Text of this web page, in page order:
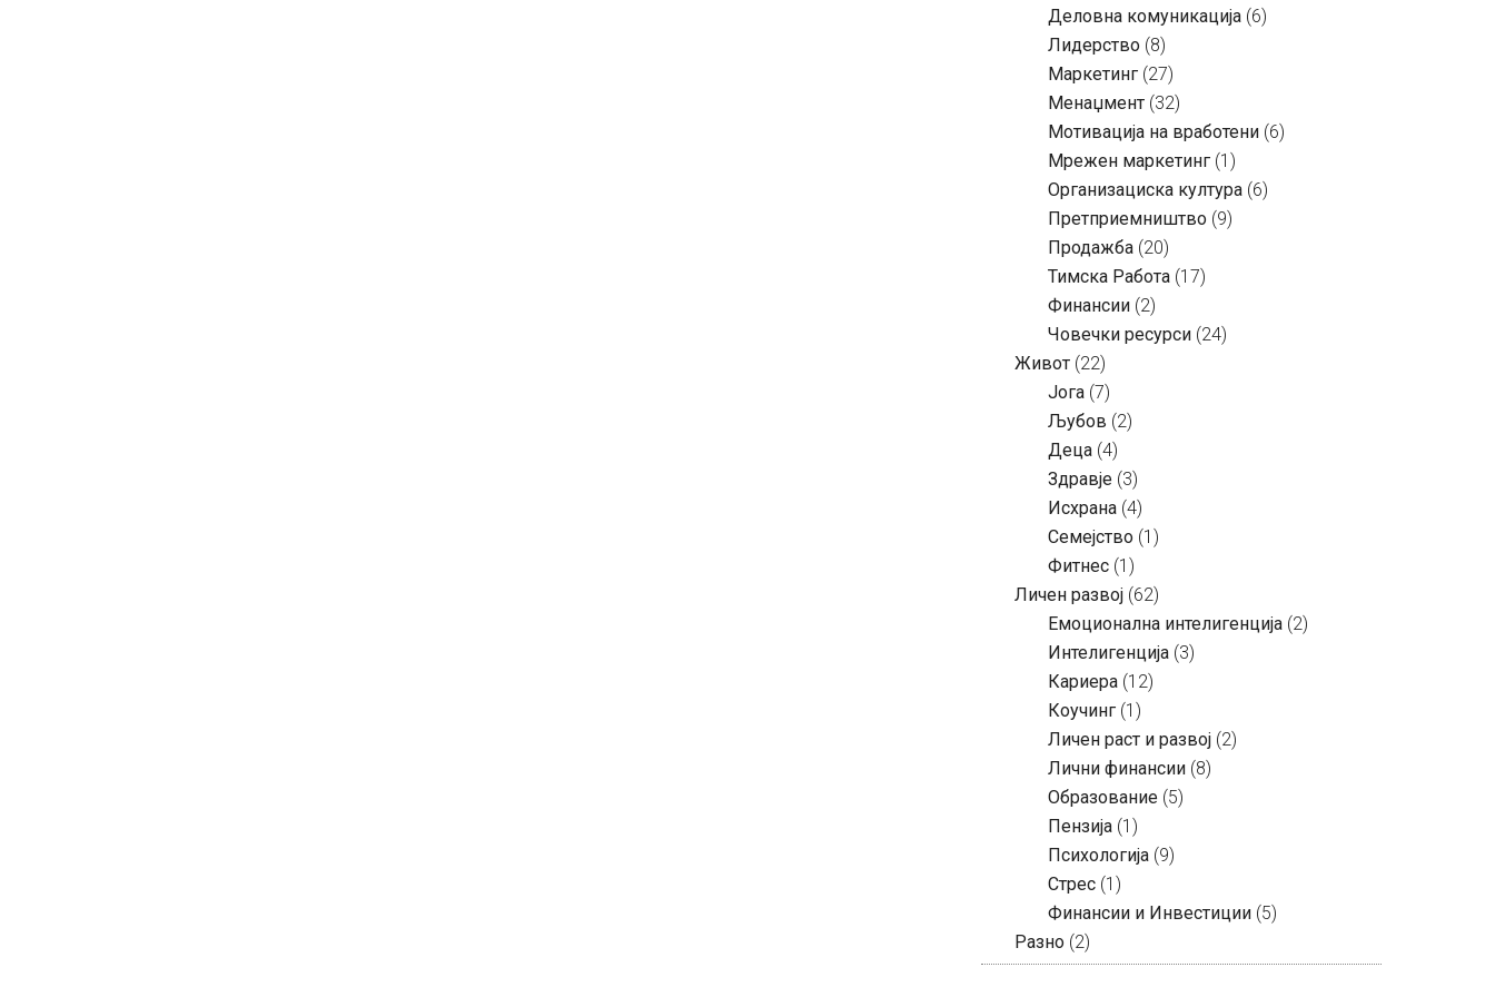
Деловна комуникација (6)
Лидерство (8)
Маркетинг (27)
Менаџмент (32)
Мотивација на вработени (6)
Мрежен маркетинг (1)
Организациска култура (6)
Претприемништво (9)
Продажба (20)
Тимска Работа (17)
Финансии (2)
Човечки ресурси (24)
Живот (22)
Јога (7)
Љубов (2)
Деца (4)
Здравје (3)
Исхрана (4)
Семејство (1)
Фитнес (1)
Личен развој (62)
Емоционална интелигенција (2)
Интелигенција (3)
Кариера (12)
Коучинг (1)
Личен раст и развој (2)
Лични финансии (8)
Образование (5)
Пензија (1)
Психологија (9)
Стрес (1)
Финансии и Инвестиции (5)
Разно (2)